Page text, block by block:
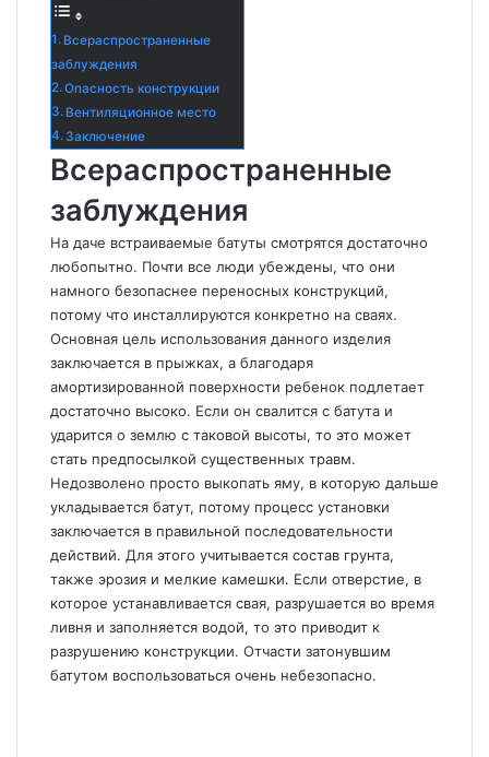
Всераспространенные
заблуждения
Опасность конструкции
Вентиляционное место
Заключение
Всераспространенные
заблуждения
На даче встраиваемые батуты смотрятся достаточно
любопытно. Почти все люди убеждены, что они
намного безопаснее переносных конструкций,
потому что инсталлируются конкретно на сваях.
Основная цель использования данного изделия
заключается в прыжках, а благодаря
амортизированной поверхности ребенок подлетает
достаточно высоко. Если он свалится с батута и
ударится о землю с таковой высоты, то это может
стать предпосылкой существенных травм.
Недозволено просто выкопать яму, в которую дальше
укладывается батут, потому процесс установки
заключается в правильной последовательности
действий. Для этого учитывается состав грунта,
также эрозия и мелкие камешки. Если отверстие, в
которое устанавливается свая, разрушается во время
ливня и заполняется водой, то это приводит к
разрушению конструкции. Отчасти затонувшим
батутом воспользоваться очень небезопасно.